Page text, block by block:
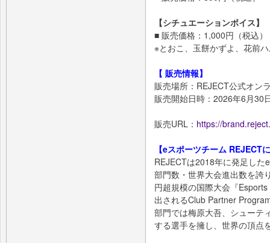
【シチュエーションボイス】
■ 販売価格：1,000円（税込）
※とおこ、玉餅かずよ、花前
【 販売情報】
販売場所：REJECT公式オン
販売開始日時：2026年6月30
販売URL： https://
【eスポーツチーム REJECT
REJECTは2018年に発足し
部門数・世界大会進出数を誇
円超規模の国際大会『
出されるClub Partner
部門では梅原大吾、シューテ
する選手を擁し、世界の頂点